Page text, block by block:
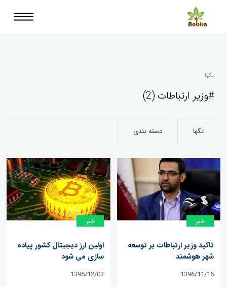
تگها
#وزیر ارتباطات (2)
تگها دسته بندی
خبر
تاکید وزیر ارتباطات بر توسعه
شهر هوشمند
1396/11/16
خبر
اولین ارز دیجیتال کشور پیاده
سازی می شود
1396/12/03